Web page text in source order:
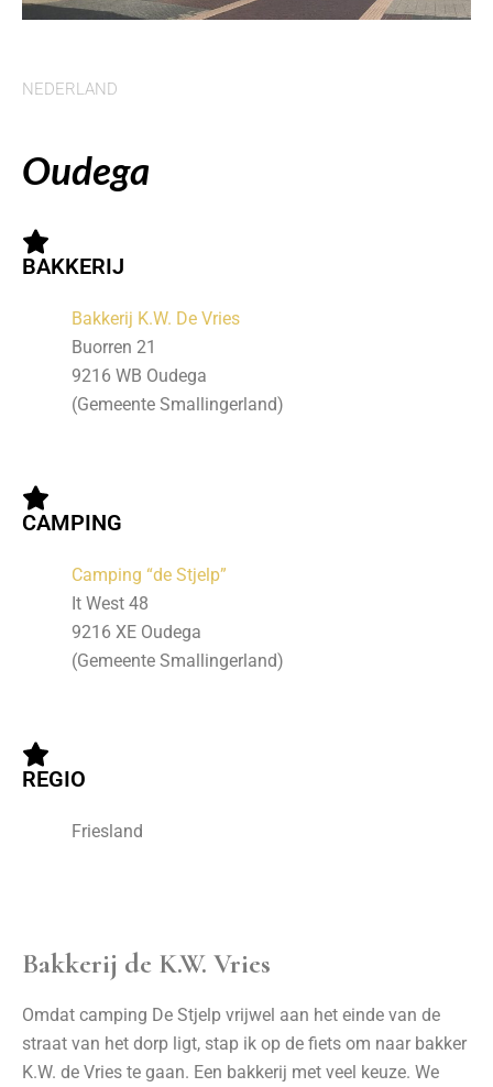
NEDERLAND
Oudega
BAKKERIJ
Bakkerij K.W. De Vries
Buorren 21
9216 WB Oudega
(Gemeente Smallingerland)
CAMPING
Camping “de Stjelp”
It West 48
9216 XE Oudega
(Gemeente Smallingerland)
REGIO
Friesland
Bakkerij de K.W. Vries
Omdat camping De Stjelp vrijwel aan het einde van de
straat van het dorp ligt, stap ik op de fiets om naar bakker
K.W. de Vries te gaan. Een bakkerij met veel keuze. We